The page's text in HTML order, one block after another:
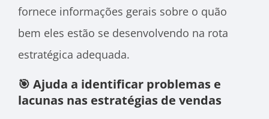
fornece informações gerais sobre o quão
bem eles estão se desenvolvendo na rota
estratégica adequada.
🎯 Ajuda a identificar problemas e
lacunas nas estratégias de vendas